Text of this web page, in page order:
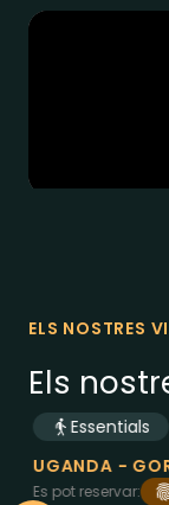
ELS NOSTRES
Els
des de1479€
5dies aUganda
Essentials
UGANDA -
Es pot reservar: